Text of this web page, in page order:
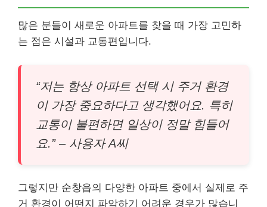
많은 분들이 새로운 아파트를 찾을 때 가장 고민하
는 점은 시설과 교통편입니다.
“저는 항상 아파트 선택 시 주거 환경
이 가장 중요하다고 생각했어요. 특히
교통이 불편하면 일상이 정말 힘들어
요.” – 사용자 A씨
그렇지만 순창읍의 다양한 아파트 중에서 실제로 주
거 환경이 어떤지 파악하기 어려운 경우가 많습니